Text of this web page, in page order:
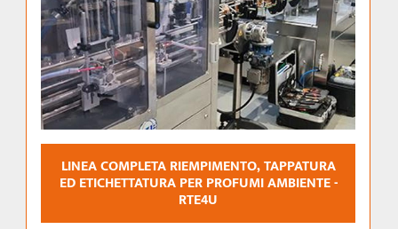
LINEA COMPLETA RIEMPIMENTO, TAPPATURA
ED ETICHETTATURA PER PROFUMI AMBIENTE -
RTE4U